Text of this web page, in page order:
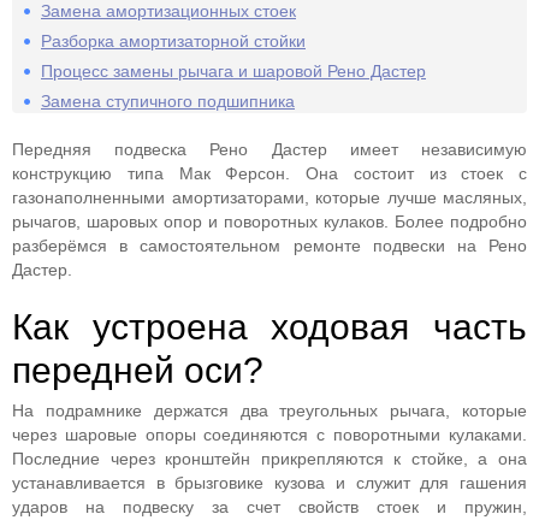
Замена амортизационных стоек
Разборка амортизаторной стойки
Процесс замены рычага и шаровой Рено Дастер
Замена ступичного подшипника
Передняя подвеска Рено Дастер имеет независимую
конструкцию типа Мак Ферсон. Она состоит из стоек с
газонаполненными амортизаторами, которые лучше масляных,
рычагов, шаровых опор и поворотных кулаков. Более подробно
разберёмся в самостоятельном ремонте подвески на Рено
Дастер.
Как устроена ходовая часть
передней оси?
На подрамнике держатся два треугольных рычага, которые
через шаровые опоры соединяются с поворотными кулаками.
Последние через кронштейн прикрепляются к стойке, а она
устанавливается в брызговике кузова и служит для гашения
ударов на подвеску за счет свойств стоек и пружин,